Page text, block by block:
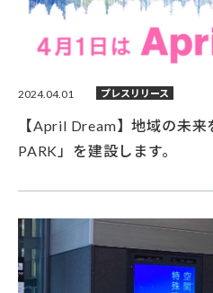
2024.04.01 プレスリリース
【April Dream】地域の未
PARK」を建設します。